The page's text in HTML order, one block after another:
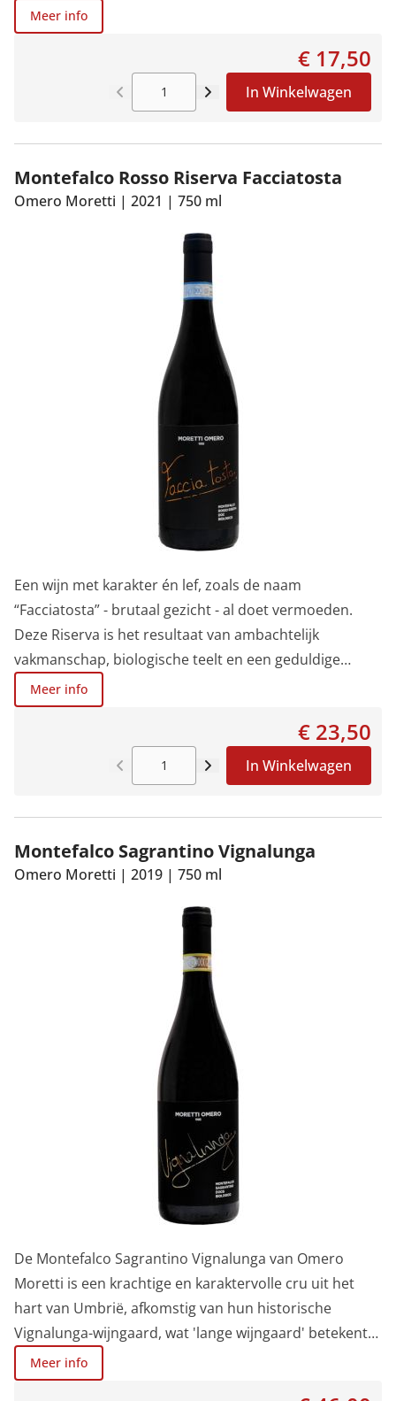
Ciliegiolo, afkomstig van biologische wijngaarden die
optimaal genieten van de zon. Een wijn die perfect de
geest van Moretti Omero weergeeft, de eerste
producent van biologische wijnen in het wijngebied
Montefalco, en nog steeds een van de beroemdste
Meer info
€ 17,50
In Winkelwagen
Montefalco Rosso Riserva Facciatosta
Omero Moretti | 2021 | 750 ml
Een wijn met karakter én lef, zoals de naam
“Facciatosta” - brutaal gezicht - al doet vermoeden.
Deze Riserva is het resultaat van ambachtelijk
vakmanschap, biologische teelt en een geduldige
rijping van 30 maanden, waarvan een deel op hout.
Meer info
€ 23,50
In Winkelwagen
Montefalco Sagrantino Vignalunga
Omero Moretti | 2019 | 750 ml
De Montefalco Sagrantino Vignalunga van Omero
Moretti is een krachtige en karaktervolle cru uit het
hart van Umbrië, afkomstig van hun historische
Vignalunga-wijngaard, wat 'lange wijngaard' betekent
in het Italiaans. Deze wijn belichaamt de ruwe
schoonheid van de Sagrantino-druif: intens, complex
Meer info